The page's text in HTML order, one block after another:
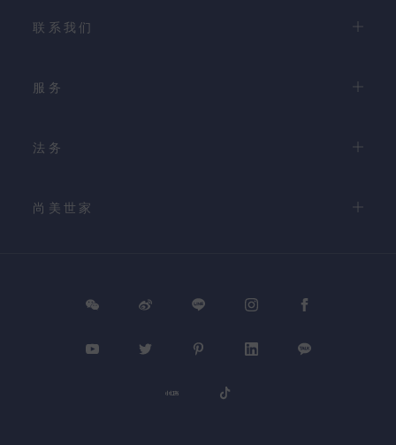
联系我们
服务
法务
尚美世家